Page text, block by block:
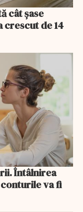
cât șase
crescut de 14
Întâlnirea
va fi